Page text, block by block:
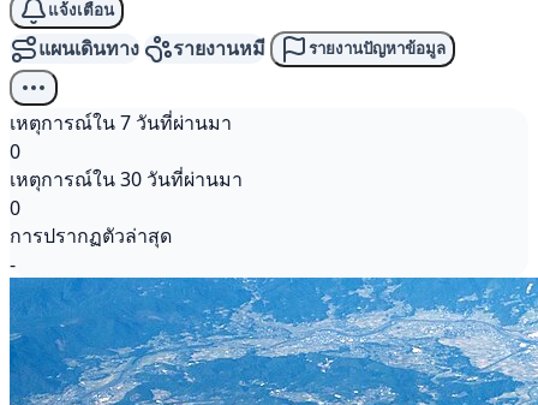
แจ้งเตือน
แผนเดินทาง รายงานหมี รายงานปัญหาข้อมูล
เหตุการณ์ใน 7 วันที่ผ่านมา
0
เหตุการณ์ใน 30 วันที่ผ่านมา
0
การปรากฏตัวล่าสุด
-